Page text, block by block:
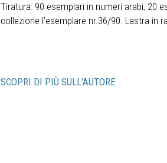
Tiratura: 90 esemplari in numeri arabi, 20
collezione l’esemplare nr.36/90. Lastra in
SCOPRI DI PIÙ SULL'AUTORE